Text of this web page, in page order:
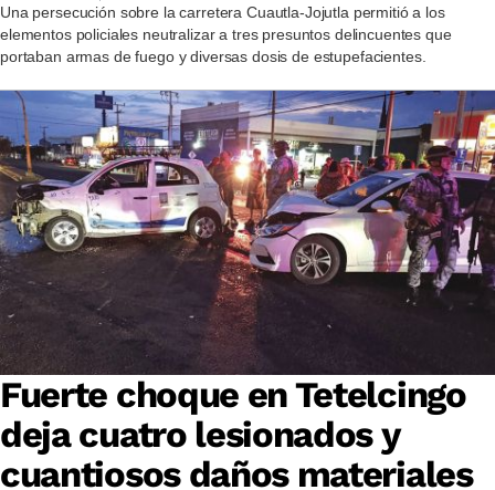
Una persecución sobre la carretera Cuautla-Jojutla permitió a los
elementos policiales neutralizar a tres presuntos delincuentes que
portaban armas de fuego y diversas dosis de estupefacientes.
Fuerte choque en Tetelcingo
deja cuatro lesionados y
cuantiosos daños materiales